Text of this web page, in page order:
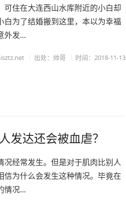
住在大连西山水库附近的小白却
为了结婚搬到这里，本以为幸福
外发...
出处：帅哥 时间：2018-11-13
发达还会被血虐？
经常发生。但是对于肌肉比别人
为什么会发生这种情况。毕竟在
情况...